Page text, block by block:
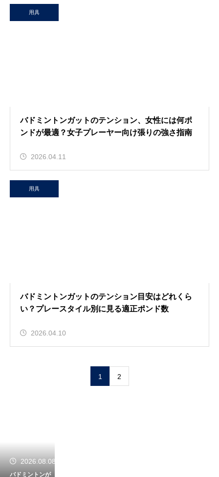
用具
バドミントンガットのテンション、女性には何ポ
ンドが最適？女子プレーヤー向け張りの強さ指南
2026.04.11
用具
バドミントンガットのテンション目安はどれくら
い？プレースタイル別に見る適正ポンド数
2026.04.10
1 2
2026.08.08
バドミントンが